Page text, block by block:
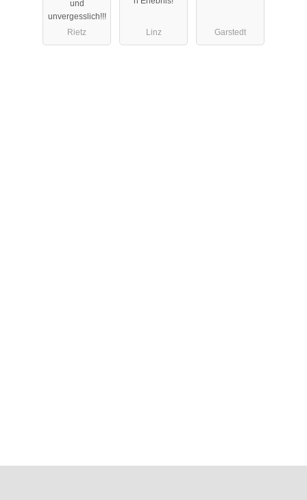
und
unvergesslich!!!
Rietz
Linz Garstedt